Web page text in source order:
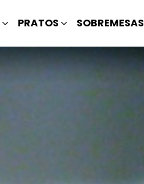
PRATOS SOBREMESAS